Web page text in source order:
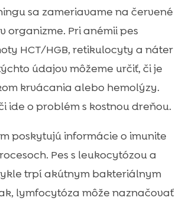
sa zameriavame na červené
organizme. Pri anémii pes
HCT/HGB, retikulocyty a náter
údajov môžeme určiť, či je
krvácania alebo hemolýzy.
ide o problém s kostnou dreňou.
poskytujú informácie o imunite
Pes s leukocytózou a
trpí akútnym bakteriálnym
lymfocytóza môže naznačovať